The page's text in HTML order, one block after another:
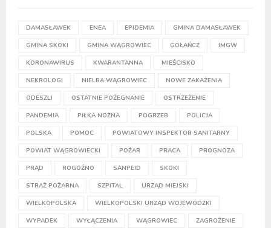
DAMASŁAWEK ENEA EPIDEMIA GMINA DAMASŁAWEK
GMINA SKOKI GMINA WĄGROWIEC GOŁAŃCZ IMGW
KORONAWIRUS KWARANTANNA MIEŚCISKO
NEKROLOGI NIELBA WĄGROWIEC NOWE ZAKAŻENIA
ODESZLI OSTATNIE POŻEGNANIE OSTRZEŻENIE
PANDEMIA PIŁKA NOŻNA POGRZEB POLICJA
POLSKA POMOC POWIATOWY INSPEKTOR SANITARNY
POWIAT WĄGROWIECKI POŻAR PRACA PROGNOZA
PRĄD ROGOŹNO SANPEID SKOKI
STRAŻ POŻARNA SZPITAL URZĄD MIEJSKI
WIELKOPOLSKA WIELKOPOLSKI URZĄD WOJEWÓDZKI
WYPADEK WYŁĄCZENIA WĄGROWIEC ZAGROŻENIE